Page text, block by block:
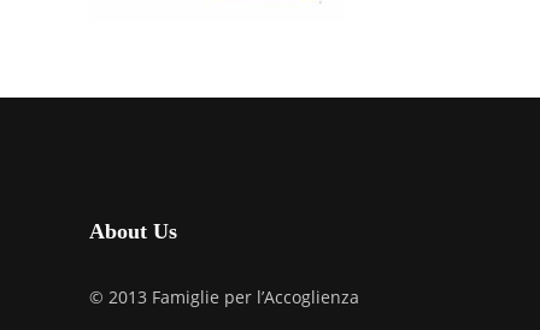
About Us
© 2013 Famiglie per l’Accoglienza